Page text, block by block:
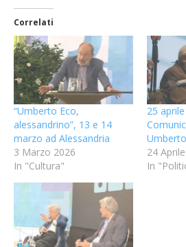
Correlati
“Umberto Eco,
alessandrino”, 13 e 14
marzo ad Alessandria
3 Marzo 2026
In "Cultura"
25
24
In